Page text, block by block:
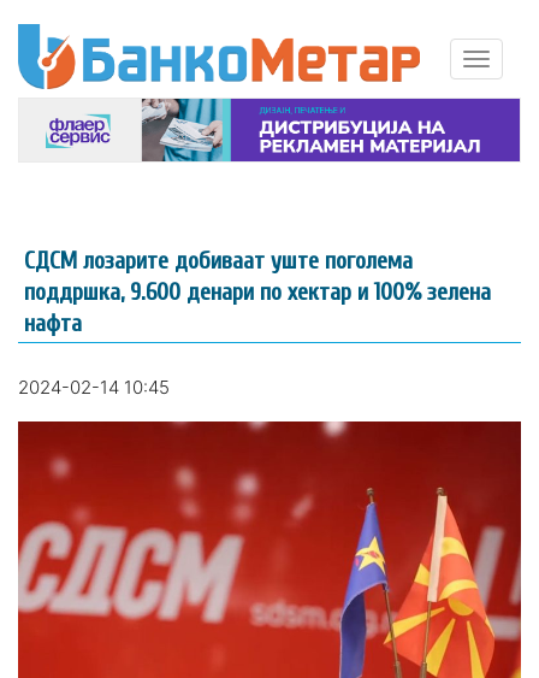
СДСМ лозарите добиваат уште поголема
поддршка, 9.600 денари по хектар и 100% зелена
нафта
2024-02-14 10:45